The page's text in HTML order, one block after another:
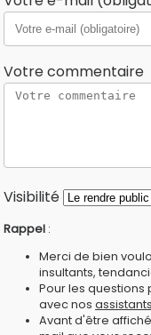
Votre commentaire
Visibilité
Rappel :
Merci de bien
insultants,
Pour les
avec nos assistants
Avant d'être